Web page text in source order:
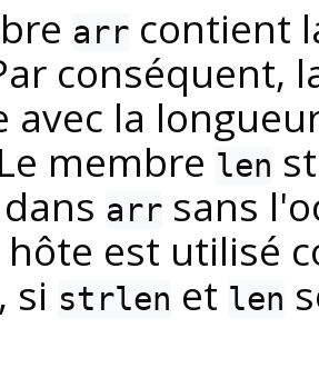
arr contient
conséquent,
avec la
membre len
arr sans
est utilisé
si strlen et len